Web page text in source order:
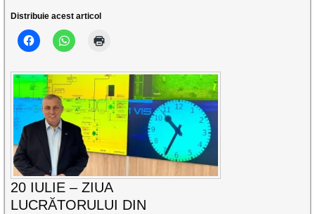
Distribuie acest articol
20 IULIE – ZIUA
LUCRĂTORULUI DIN